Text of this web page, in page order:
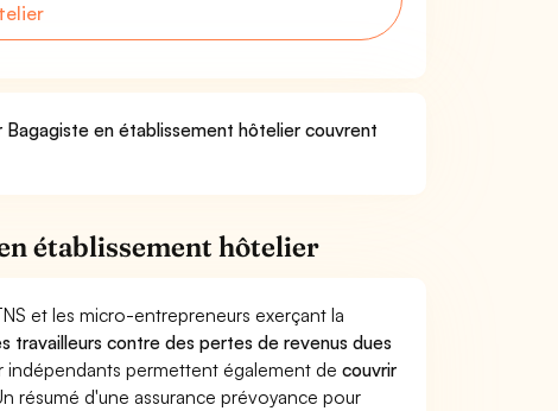
en établissement hôtelier couvrent
établissement hôtelier
et les micro-entrepreneurs exerçant la
travailleurs contre des pertes de revenus dues
indépendants permettent également decouvrir
résumé d'une assurance prévoyance pour